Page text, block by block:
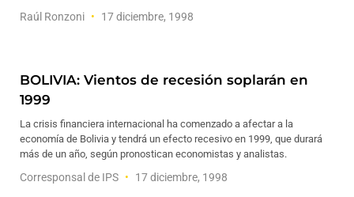
Raúl Ronzoni 17 diciembre, 1998
BOLIVIA: Vientos de recesión soplarán en
1999
La crisis financiera internacional ha comenzado a afectar a la
economía de Bolivia y tendrá un efecto recesivo en 1999, que durará
más de un año, según pronostican economistas y analistas.
Corresponsal de IPS 17 diciembre, 1998